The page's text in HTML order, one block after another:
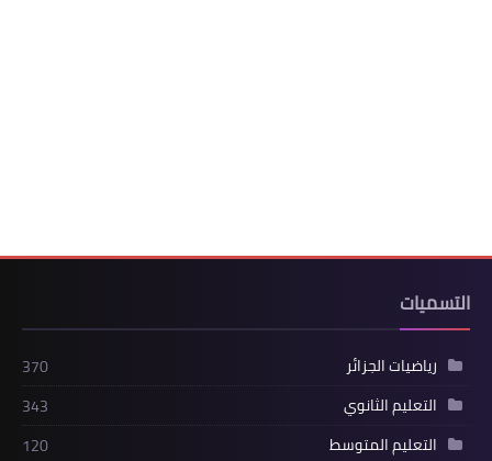
التسميات
رياضيات الجزائر
370
التعليم الثانوي
343
التعليم المتوسط
120